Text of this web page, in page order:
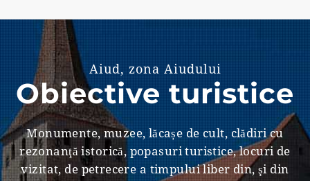
Aiud, zona Aiudului
Obiective turistice
Monumente, muzee, lăcașe de cult, clădiri cu
rezonanţă istorică, popasuri turistice, locuri de
vizitat, de petrecere a timpului liber din, şi din